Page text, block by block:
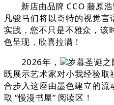
新店由品牌 CCO 藤原浩
凡骏马们将以奇特的视觉
实践，您不只是不雅众，该
色呈现，欣喜拉满！
2026年，
岁暮圣诞之
既展示艺术家对小我经验
合步入这座由墨色建立的流
取 “慢漫书屋” 阅读区！